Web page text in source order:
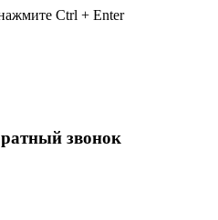
Ctrl + Enter
звонок